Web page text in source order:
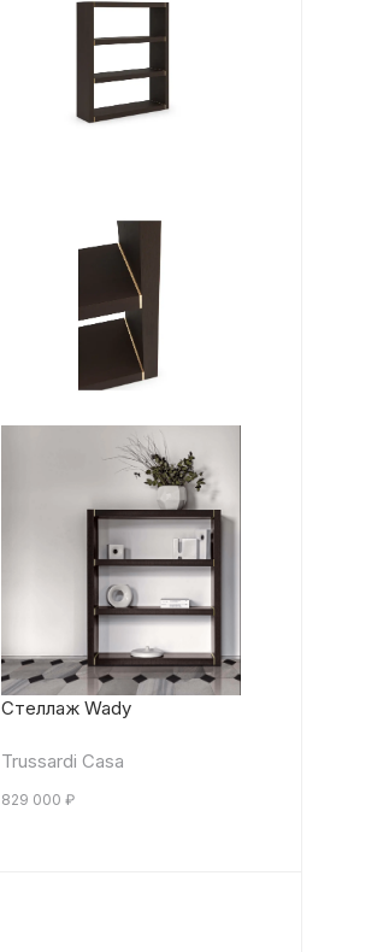
Стеллаж Wady
Trussardi Casa
829 000 ₽